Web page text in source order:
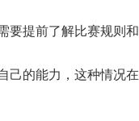
提前了解比赛规则和
己的能力，这种情况